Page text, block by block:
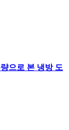
으로 본 냉방 도